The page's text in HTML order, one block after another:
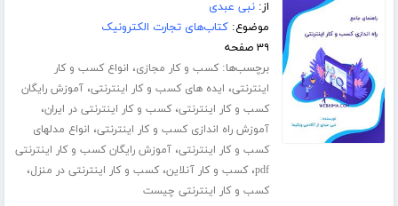
از:نبی عبدی
موضوع:کتاب‌های تجارت الکترونیک
۳۹ صفحه
برچسب‌ها:کسب و کار مجازی، انواع کسب و کار
اینترنتی، ایده های کسب و کار اینترنتی،آموزش رایگان
کسب و کار اینترنتی،کسب و کار اینترنتی در ایران،
آموزش راه اندازی کسب و کار اینترنتی، انواع مدلهای
کسب و کار اینترنتی،آموزش رایگان کسب و کار اینترنتی
pdf،کسب و کار آنلاین،کسب و کار اینترنتی در منزل،
کسب و کار اینترنتی چیست